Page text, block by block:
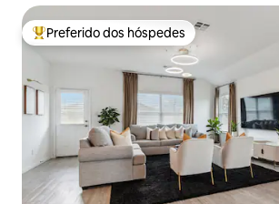
Entre os melhores preferidos dos hóspedes
Preferido dos hóspedes